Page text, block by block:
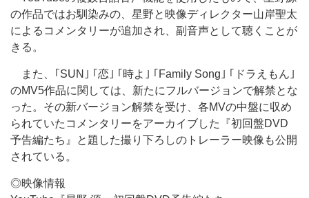
の作品ではお馴染みの、星野と映像ディレクター山岸聖太
によるコメンタリーが追加され、副音声として聴くことが
きる。
また、｢SUN｣ ｢恋｣ ｢時よ｣ ｢Family Song｣ ｢ドラえもん｣
のMV5作品に関しては、新たにフルバージョンで解禁とな
った。その新バージョン解禁を受け、各MVの中盤に収め
られていたコメンタリーをアーカイブした『初回盤DVD
予告編たち』と題した撮り下ろしのトレーラー映像も公開
されている。
◎映像情報